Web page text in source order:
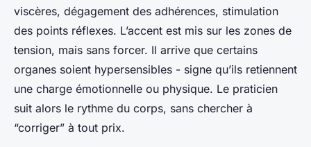
viscères, dégagement des adhérences, stimulation
des points réflexes. L’accent est mis sur les zones de
tension, mais sans forcer. Il arrive que certains
organes soient hypersensibles - signe qu’ils retiennent
une charge émotionnelle ou physique. Le praticien
suit alors le rythme du corps, sans chercher à
“corriger” à tout prix.